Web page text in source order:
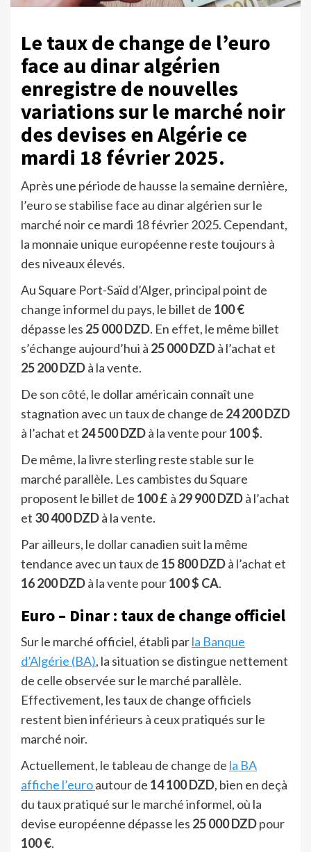
Le taux de change de l’euro
face au dinar algérien
enregistre de nouvelles
variations sur le marché noir
des devises en Algérie ce
mardi 18 février 2025.
Après une période de hausse la semaine dernière,
l’euro se stabilise face au dinar algérien sur le
marché noir ce mardi 18 février 2025. Cependant,
la monnaie unique européenne reste toujours à
des niveaux élevés.
Au Square Port-Saïd d’Alger, principal point de
change informel du pays, le billet de 100 €
dépasse les 25000 DZD. En effet, le même billet
s’échange aujourd’hui à 25 000 DZDà l’achat et
25 200 DZDà la vente.
De son côté, le dollar américain connaît une
stagnation avec un taux de change de 24 200 DZD
à l’achat et 24 500 DZDà la vente pour100 $.
De même, la livre sterling reste stable sur le
marché parallèle. Les cambistes du Square
proposent le billet de 100 £ à 29 900 DZDà l’achat
et 30 400 DZDà la vente.
Par ailleurs, le dollar canadien suit la même
tendance avec un taux de 15 800 DZDà l’achat et
16 200 DZDà la vente pour100 $ CA.
Euro – Dinar : taux de change officiel
Sur le marché officiel, établi parla Banque
d’Algérie (BA), la situation se distingue nettement
de celle observée sur le marché parallèle.
Effectivement, les taux de change officiels
restent bien inférieurs à ceux pratiqués sur le
marché noir.
Actuellement, le tableau de change de la BA
affiche l’euroautour de 14 100 DZD, bien en deçà
du taux pratiqué sur le marché informel, où la
devise européenne dépasse les 25 000 DZDpour
100 €.